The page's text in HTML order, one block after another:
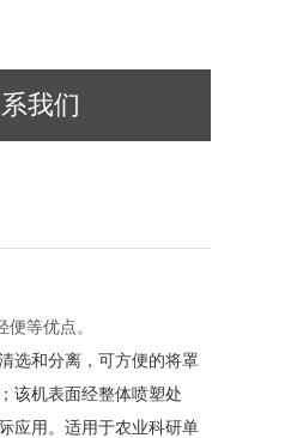
我们
等优点。
选和分离，可方便的将罩
该机表面经整体喷塑处
应用。 适用于农业科研单